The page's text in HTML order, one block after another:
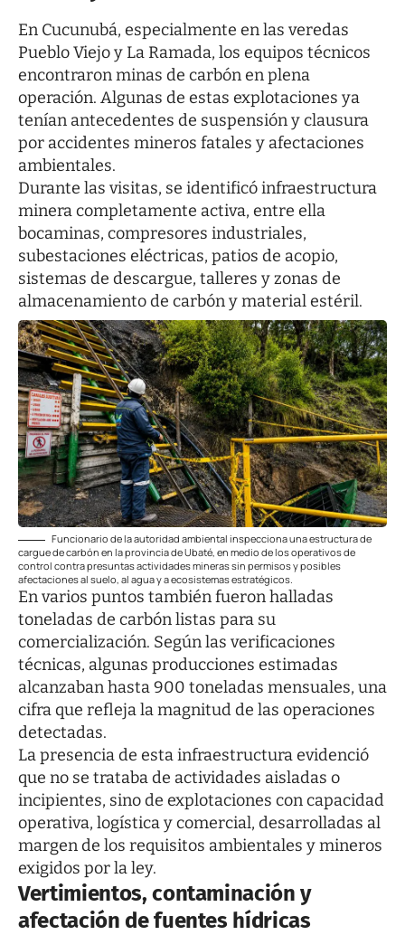
En Cucunubá, especialmente en las veredas
Pueblo Viejo y La Ramada, los equipos técnicos
encontraron minas de carbón en plena
operación. Algunas de estas explotaciones ya
tenían antecedentes de suspensión y clausura
por accidentes mineros fatales y afectaciones
ambientales.
Durante las visitas, se identificó infraestructura
minera completamente activa, entre ella
bocaminas, compresores industriales,
subestaciones eléctricas, patios de acopio,
sistemas de descargue, talleres y zonas de
almacenamiento de carbón y material estéril.
Funcionario de la autoridad ambiental inspecciona una estructura de
cargue de carbón en la provincia de Ubaté, en medio de los operativos de
control contra presuntas actividades mineras sin permisos y posibles
afectaciones al suelo, al agua y a ecosistemas estratégicos.
En varios puntos también fueron halladas
toneladas de carbón listas para su
comercialización. Según las verificaciones
técnicas, algunas producciones estimadas
alcanzaban hasta 900 toneladas mensuales, una
cifra que refleja la magnitud de las operaciones
detectadas.
La presencia de esta infraestructura evidenció
que no se trataba de actividades aisladas o
incipientes, sino de explotaciones con capacidad
operativa, logística y comercial, desarrolladas al
margen de los requisitos ambientales y mineros
exigidos por la ley.
Vertimientos, contaminación y
afectación de fuentes hídricas